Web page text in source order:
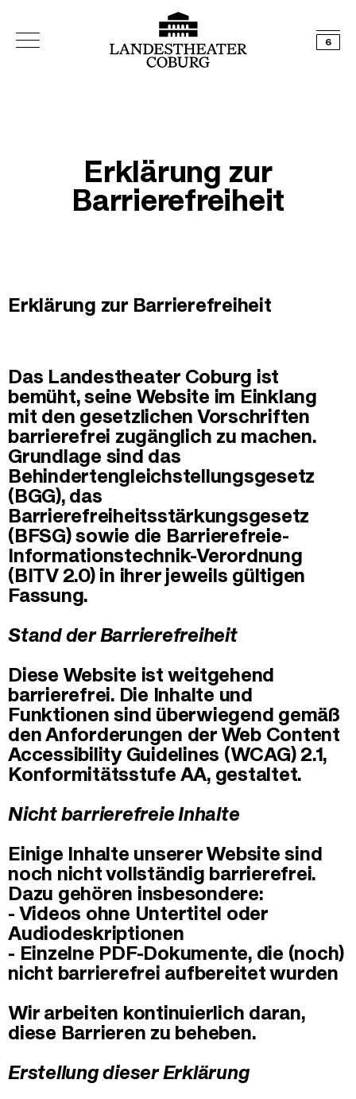
6
Erklärung zur
Barrierefreiheit
Erklärung zur Barrierefreiheit
Das Landestheater Coburg ist
bemüht, seine Website im Einklang
mit den gesetzlichen Vorschriften
barrierefrei zugänglich zu machen.
Grundlage sind das
Behindertengleichstellungsgesetz
(BGG), das
Barrierefreiheitsstärkungsgesetz
(BFSG) sowie die Barrierefreie-
Informationstechnik-Verordnung
(BITV 2.0) in ihrer jeweils gültigen
Fassung.
Stand der Barrierefreiheit
Diese Website ist weitgehend
barrierefrei. Die Inhalte und
Funktionen sind überwiegend gemäß
den Anforderungen der Web Content
Accessibility Guidelines (WCAG) 2.1,
Konformitätsstufe AA, gestaltet.
Nicht barrierefreie Inhalte
Einige Inhalte unserer Website sind
noch nicht vollständig barrierefrei.
Dazu gehören insbesondere:
- Videos ohne Untertitel oder
Audiodeskriptionen
- Einzelne PDF-Dokumente, die (noch)
nicht barrierefrei aufbereitet wurden
Wir arbeiten kontinuierlich daran,
diese Barrieren zu beheben.
Erstellung dieser Erklärung